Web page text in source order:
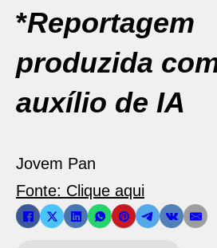
*Reportagem
produzida
auxílio de IA
Jovem Pan
Fonte: Clique aqui